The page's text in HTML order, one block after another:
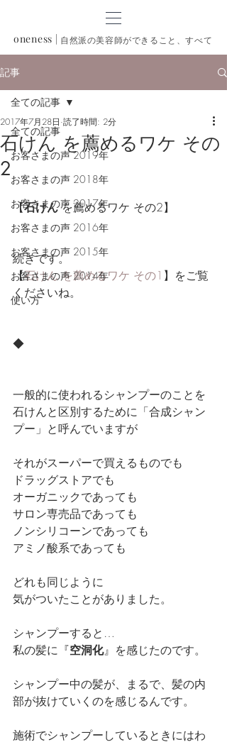
oneness | 自然派の美容師ができること、すべて
記事
全ての記事
お客さまの声 2019年
お客さまの声 2018年
お客さまの声 2017年
お客さまの声 2016年
お客さまの声 2015年
お客さまの声 2014年
使い方
全ての記事
石けん を薦めるワケ その
2
2017年7月28日 読了時間: 2分
【石けん を薦めるワケ その2】
続きです。
【石けん を薦めるワケ その1 】をご覧
くださいね。
◆
一般的に使われるシャンプーのことを
石けんと区別するために「合成シャン
プー」と呼んでいますが
それがスーパーで買えるものでも
ドラッグストアでも
オーガニックであっても
サロン専売品であっても
ノンシリコーンであっても
アミノ酸系であっても
どれも同じように
気がついたことがありました。
シャンプーすると…
私の髪に『空洞化』を感じたのです。
シャンプー中の髪が、まるで、髪の内
部が抜けていくのを感じるんです。
施術でシャンプーしているときにはわ